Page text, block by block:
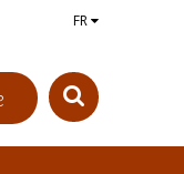
FR